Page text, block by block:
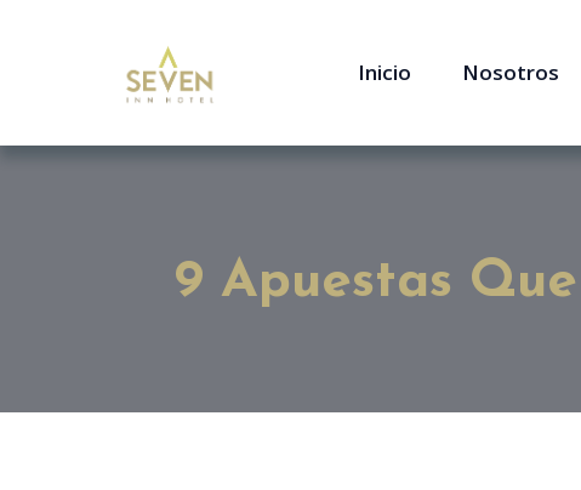
Inicio Nosotros
9 Apuestas